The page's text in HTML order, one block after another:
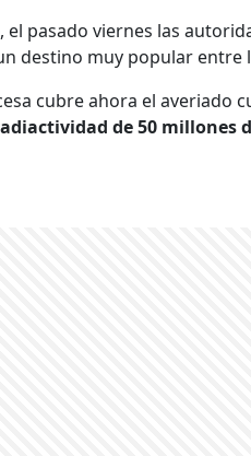
pasado viernes las
destino muy popular
cubre ahora el averiado
de 50 millones